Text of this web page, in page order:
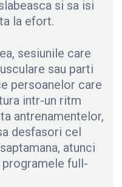
si sa isi
la efort.
sesiunile care
sau parti
persoanelor care
intr-un ritm
antrenamentelor,
desfasori cel
atunci
full-